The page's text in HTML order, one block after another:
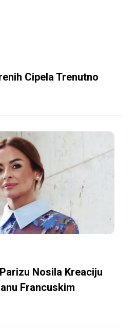
Cipela Trenutno
Nosila Kreaciju
Francuskim